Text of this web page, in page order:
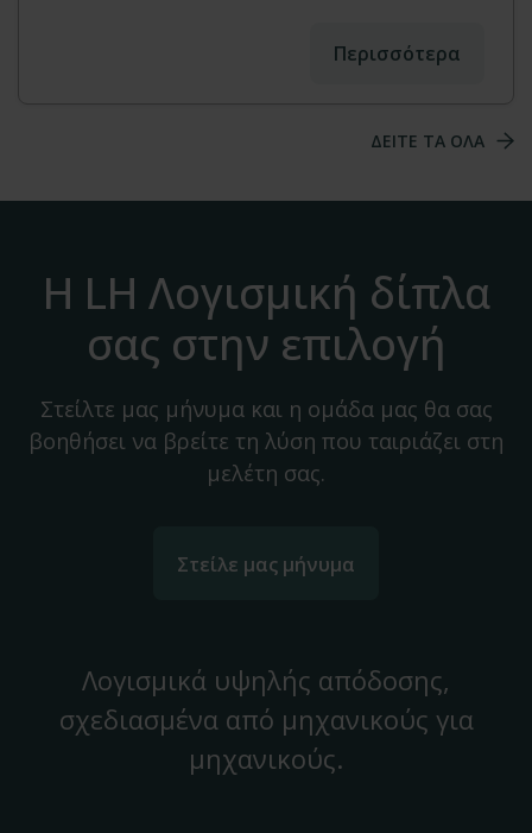
Περισσότερα
ΔΕΙΤΕ ΤΑ ΟΛΑ
Η LH Λογισμική δίπλα
σας στην επιλογή
Στείλτε μας μήνυμα και η ομάδα μας θα σας
βοηθήσει να βρείτε τη λύση που ταιριάζει στη
μελέτη σας.
Στείλε μας μήνυμα
Λογισμικά υψηλής απόδοσης,
σχεδιασμένα από μηχανικούς για
μηχανικούς.